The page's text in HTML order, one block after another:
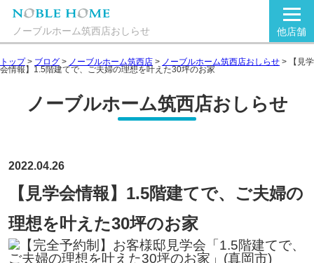
ノーブルホーム筑西店おしらせ 他店舗
トップ> ブログ > ノーブルホーム筑西店 > ノーブルホーム筑西店おしらせ > 【見学
会情報】1.5階建てで、ご夫婦の理想を叶えた30坪のお家
ノーブルホーム筑西店おしらせ
2022.04.26
【見学会情報】1.5階建てで、ご夫婦の
理想を叶えた30坪のお家